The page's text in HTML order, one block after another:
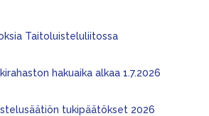
Taitoluisteluliitossa
hakuaika alkaa 1.7.2026
tukipäätökset 2026